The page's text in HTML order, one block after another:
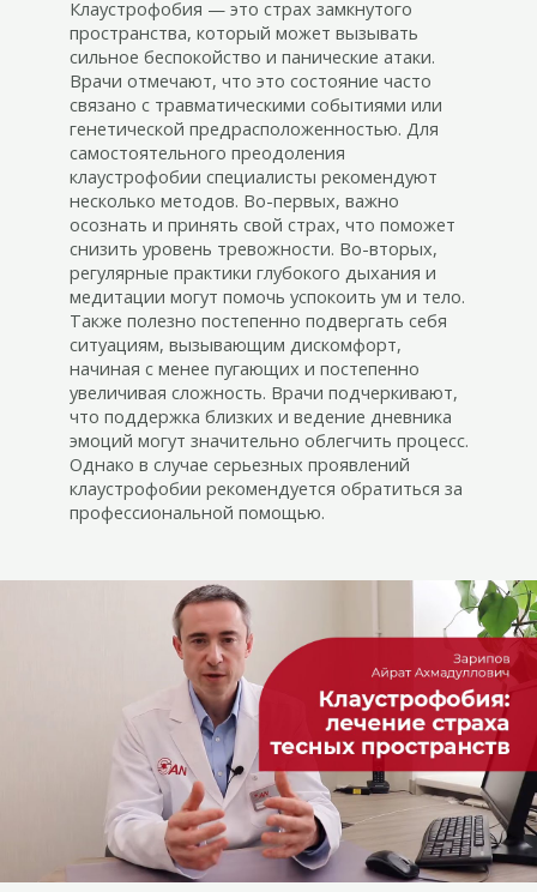
Клаустрофобия — это страх замкнутого
пространства, который может вызывать
сильное беспокойство и панические атаки.
Врачи отмечают, что это состояние часто
связано с травматическими событиями или
генетической предрасположенностью. Для
самостоятельного преодоления
клаустрофобии специалисты рекомендуют
несколько методов. Во-первых, важно
осознать и принять свой страх, что поможет
снизить уровень тревожности. Во-вторых,
регулярные практики глубокого дыхания и
медитации могут помочь успокоить ум и тело.
Также полезно постепенно подвергать себя
ситуациям, вызывающим дискомфорт,
начиная с менее пугающих и постепенно
увеличивая сложность. Врачи подчеркивают,
что поддержка близких и ведение дневника
эмоций могут значительно облегчить процесс.
Однако в случае серьезных проявлений
клаустрофобии рекомендуется обратиться за
профессиональной помощью.